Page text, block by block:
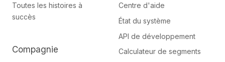
Toutes les histoires à
succès
Compagnie
Centre d'aide
État du système
API de développement
Calculateur de segments